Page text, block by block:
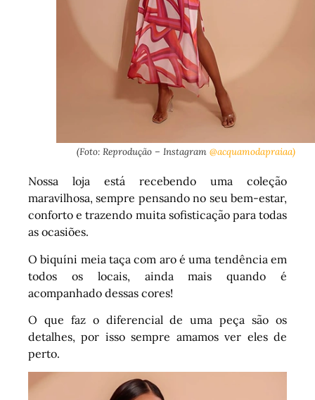
(Foto: Reprodução – Instagram @acquamodapraiaa)
Nossa loja está recebendo uma coleção
maravilhosa, sempre pensando no seu bem-estar,
conforto e trazendo muita sofisticação para todas
as ocasiões.
O biquíni meia taça com aro é uma tendência em
todos os locais, ainda mais quando é
acompanhado dessas cores!
O que faz o diferencial de uma peça são os
detalhes, por isso sempre amamos ver eles de
perto.